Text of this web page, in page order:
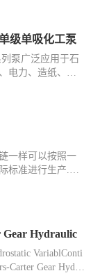
级单吸化工泵
泵广泛应用于石
电力、造纸、食
一样可以按照一
标准进行生产.主
Gear Hydraulic
VariablConti
Carter Gear Hydra